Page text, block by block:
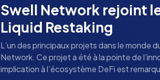
Swell Network rejoint
Liquid Restaking
L’un des principaux projets dans le monde
Network. Ce projet a été à la pointe de
implication à l’écosystème DeFi est